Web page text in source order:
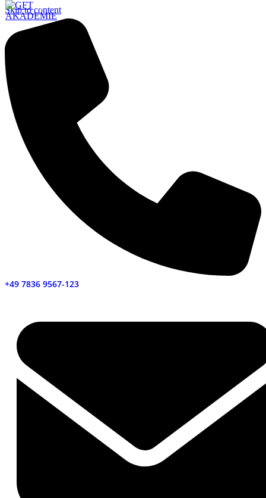
Skip to content
+49 7836 9567-123